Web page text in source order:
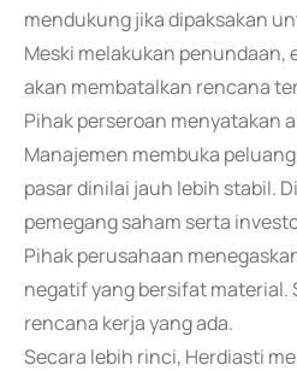
mendukung jika dipaksakan
Meski melakukan penundaan,
akan membatalkan rencana
Pihak perseroan menyatakan
Manajemen membuka
pasar dinilai jauh lebih stabil.
pemegang saham serta
Pihak perusahaan
negatif yang bersifat material.
rencana kerja yang ada.
Secara lebih rinci, Herdiasti